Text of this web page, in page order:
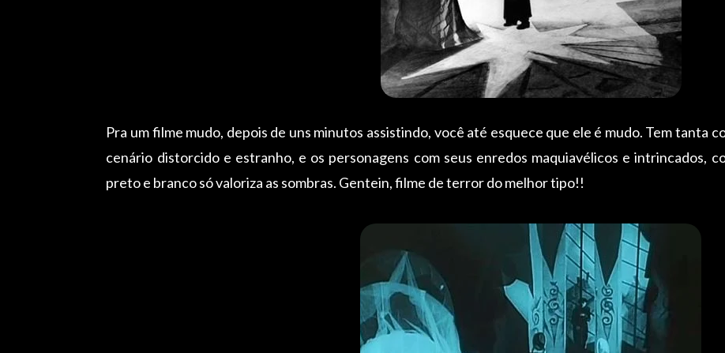
Pra um filme mudo, depois de uns minutos assistindo, você até esquece que ele é mudo. Tem tanta
cenário distorcido e estranho, e os personagens com seus enredos maquiavélicos e intrincados,
preto e branco só valoriza as sombras. Gentein, filme de terror do melhor tipo!!